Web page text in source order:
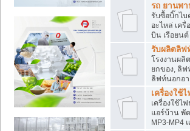
รถ ยานพ
รับซื้อบิ๊กไ
อะไหล่ เค
บิน เรือยน
รับผลิตลิฟ
โรงงานผ
ยกของ, ลิฟ
ลิฟท์นอกอ
เครื่องใช้
เครื่องใช้
แอร์บ้าน พั
MP3-MP4